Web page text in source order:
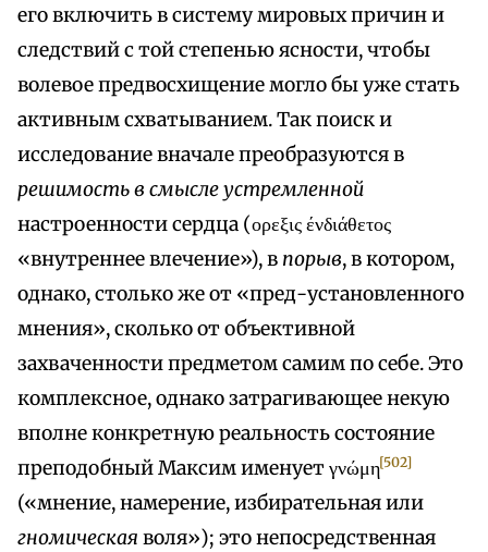
его включить в систему мировых причин и
следствий с той степенью ясности, чтобы
волевое предвосхищение могло бы уже стать
активным схватыванием. Так поиск и
исследование вначале преобразуются в
решимость в смысле устремленной
настроенности сердца (ορεξις ένδιάθετος
«внутреннее влечение»), в порыв, в котором,
однако, столько же от «пред-установленного
мнения», сколько от объективной
захваченности предметом самим по себе. Это
комплексное, однако затрагивающее некую
вполне конкретную реальность состояние
преподобный Максим именует γνώμη[502]
(«мнение, намерение, избирательная или
гномическая воля»); это непосредственная